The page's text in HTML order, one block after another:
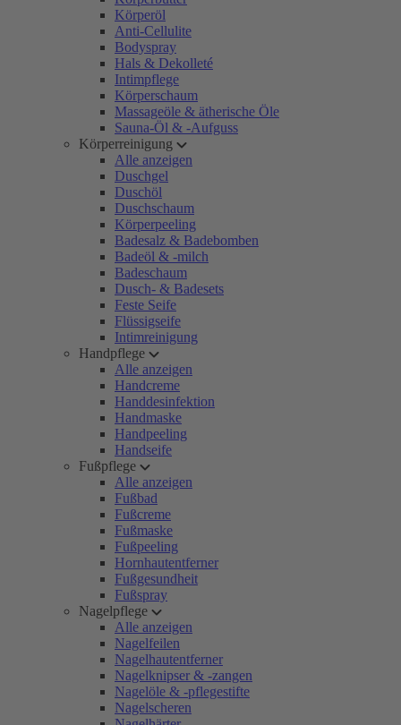
Körperöl
Anti-Cellulite
Bodyspray
Hals & Dekolleté
Intimpflege
Körperschaum
Massageöle & ätherische Öle
Sauna-Öl & -Aufguss
Körperreinigung
Alle anzeigen
Duschgel
Duschöl
Duschschaum
Körperpeeling
Badesalz & Badebomben
Badeöl & -milch
Badeschaum
Dusch- & Badesets
Feste Seife
Flüssigseife
Intimreinigung
Handpflege
Alle anzeigen
Handcreme
Handdesinfektion
Handmaske
Handpeeling
Handseife
Fußpflege
Alle anzeigen
Fußbad
Fußcreme
Fußmaske
Fußpeeling
Hornhautentferner
Fußgesundheit
Fußspray
Nagelpflege
Alle anzeigen
Nagelfeilen
Nagelhautentferner
Nagelknipser & -zangen
Nagelöle & -pflegestifte
Nagelscheren